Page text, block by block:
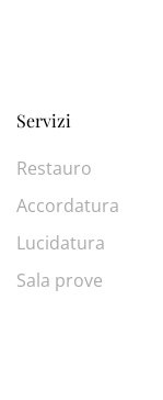
Servizi
Restauro
Accordatura
Lucidatura
Sala prove